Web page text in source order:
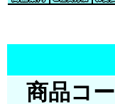
商品コ